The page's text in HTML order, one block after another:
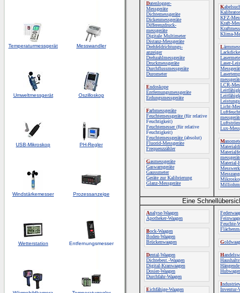
Temperaturmessgerät Messwandler
Umweltmessgerät Oszilloskop
USB-Mikroskop PH-Regler
Windstärkemesser Prozessanzeige
Wetterstation Entfernungsmesser
Datenlogger-
Messgeräte
Dichtemessgeräte
Dickenmessgeräte
Differenzdruck-
messgeräte
Digitale Multimeter
Distanz-Messgeräte
Drehfeldrichtungs-
anzeiger
Drehzahlmessgeräte
Druckmessgeräte
Durchflussmessgeräte
Durometer
Endoskope
Entfernungsmessgeräte
Erdungsmessgeräte
Farbmessgeräte
Feuchtemessgeräte (für relative
Feuchtigkeit)
Feuchtemesser(für relative
Feuchtigkeit)
Feuchtemessgeräte (absolut)
Fluorid-Messgeräte
Frequenzzähler
Gasmessgeräte
Gaswarngeräte
Gaussmeter
Geräte zur Kalibrierung
Glanz-Messgeräte
K
KFZ-
Kraft-
Klima-
L
Laser-
LCR-
Licht-
Lux-
M
Material-
Eine
Analyse-Waagen
Apotheker-Waagen
Bock-Waagen
Boden-Waagen
Brückenwaagen
Dental-Waagen
Dichtebest.-Waagen
Digital-Kranwaagen
Dosier-Waagen
Durchfahr-Waagen
Eichfähige-Waagen
Feuchte-
G
H
I
Inventur-